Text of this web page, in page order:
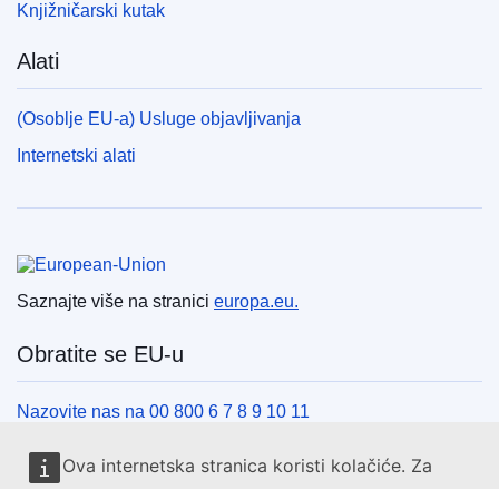
Ova internetska stranica koristi kolačiće. Za
Knjižničarski kutak
Alati
(Osoblje EU-a) Usluge objavljivanja
Internetski alati
Saznajte više na stranici europa.eu.
Obratite se EU-u
Nazovite nas na 00 800 6 7 8 9 10 11
Uspostavite telefonsku vezu na drugi način
Pišite nam služeći se našim obrascem za kontakt